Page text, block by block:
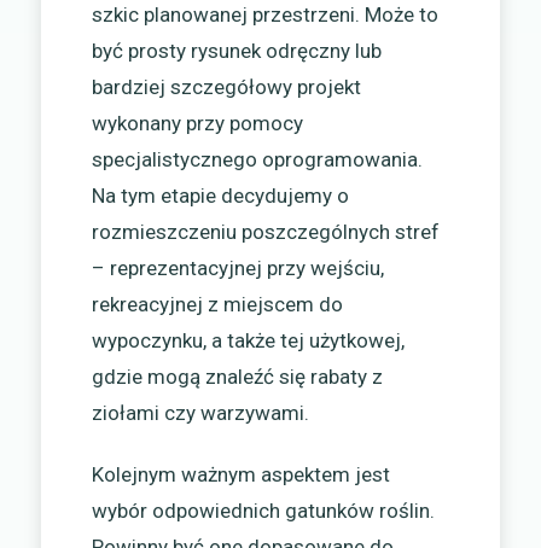
szkic planowanej przestrzeni. Może to
być prosty rysunek odręczny lub
bardziej szczegółowy projekt
wykonany przy pomocy
specjalistycznego oprogramowania.
Na tym etapie decydujemy o
rozmieszczeniu poszczególnych stref
– reprezentacyjnej przy wejściu,
rekreacyjnej z miejscem do
wypoczynku, a także tej użytkowej,
gdzie mogą znaleźć się rabaty z
ziołami czy warzywami.
Kolejnym ważnym aspektem jest
wybór odpowiednich gatunków roślin.